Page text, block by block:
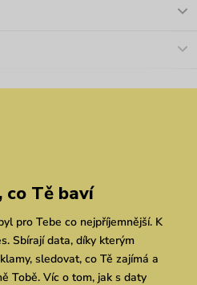
co Tě baví
pro Tebe co nejpříjemnější. K
Sbírají data, díky kterým
sledovat, co Tě zajímá a
Tobě. Víc o tom, jak s daty